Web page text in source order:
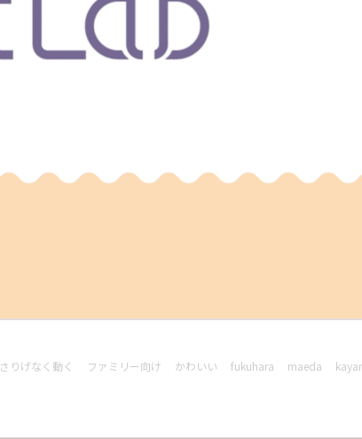
さりげなく動く ファミリー向け かわいい fukuhara maeda